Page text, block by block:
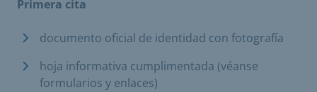
Primera cita
documento oficial de identidad con fotografía
hoja informativa cumplimentada (véanse
formularios y enlaces)